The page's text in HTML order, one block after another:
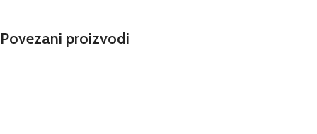
Povezani proizvodi